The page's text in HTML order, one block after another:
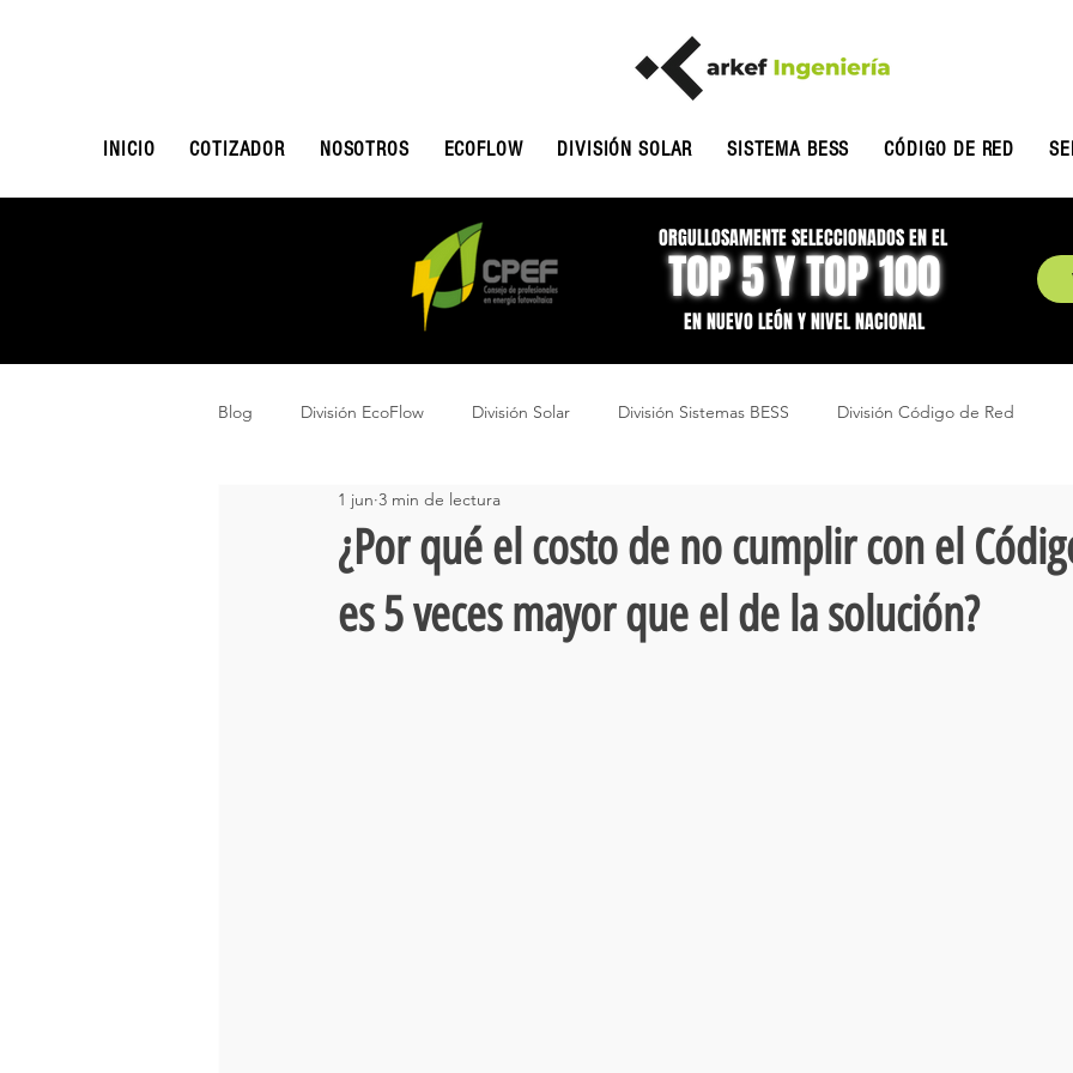
INICIO COTIZADOR NOSOTROS ECOFLOW DIVISIÓN SOLAR SISTEMA BESS CÓDIGO DE RED
EN NUEVO LEÓN Y NIVEL NACIONAL
TOP 5 Y TOP 100
ORGULLOSAMENTE SELECCIONADOS EN EL
Blog División EcoFlow División Solar División Sistemas BESS División Código de Red
¿Por qué el costo de no cumplir con el
es 5 veces mayor que el de la solución?
1 jun 3 min de lectura